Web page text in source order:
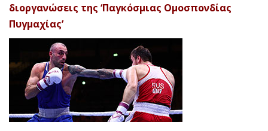
διοργανώσεις της ‘Παγκόσμιας Ομοσπονδίας
Πυγμαχίας’